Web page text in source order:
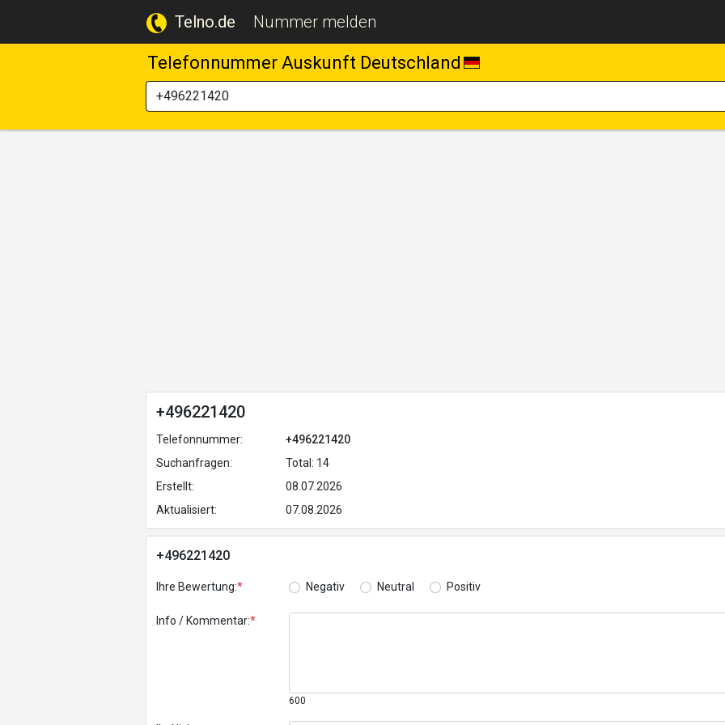
Telno.de Nummer melden
Telefonnummer Auskunft Deutschland
+496221420
Telefonnummer:
+496221420
Suchanfragen:
Total: 14
Erstellt:
08.07.2026
Aktualisiert:
07.08.2026
+496221420
Ihre Bewertung:* Negativ Neutral Positiv
Info / Kommentar:*
600